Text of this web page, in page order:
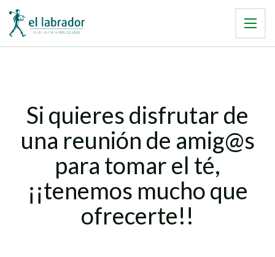
Si quieres disfrutar de
una reunión de amig@s
para tomar el té,
¡¡tenemos mucho que
ofrecerte!!